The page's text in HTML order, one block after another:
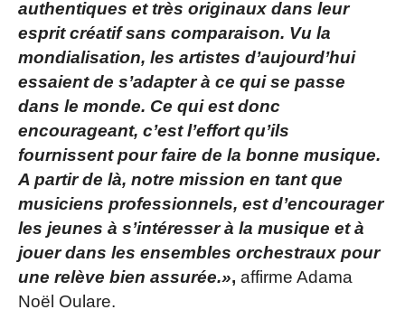
authentiques et très originaux dans leur
esprit créatif sans comparaison. Vu la
mondialisation, les artistes d’aujourd’hui
essaient de s’adapter à ce qui se passe
dans le monde. Ce qui est donc
encourageant, c’est l’effort qu’ils
fournissent pour faire de la bonne musique.
A partir de là, notre mission en tant que
musiciens professionnels, est d’encourager
les jeunes à s’intéresser à la musique et à
jouer dans les ensembles orchestraux pour
une relève bien assurée.», affirme Adama
Noël Oulare.